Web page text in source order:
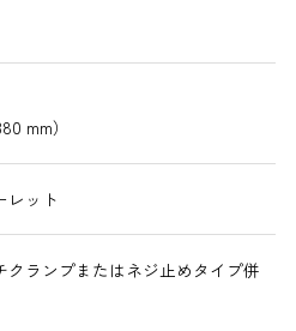
mm）
レット
クランプまたはネジ止めタイプ併